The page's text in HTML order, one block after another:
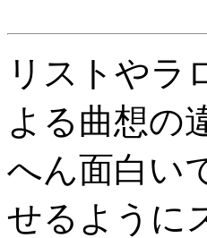
リストやラ
よる曲想の
へん面白い
せるように